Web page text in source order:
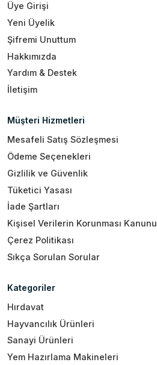
Üye Girişi
Yeni Üyelik
Şifremi Unuttum
Hakkımızda
Yardım & Destek
İletişim
Müşteri Hizmetleri
Mesafeli Satış Sözleşmesi
Ödeme Seçenekleri
Gizlilik ve Güvenlik
Tüketici Yasası
İade Şartları
Kişisel Verilerin Korunması Kanunu
Çerez Politikası
Sıkça Sorulan Sorular
Kategoriler
Hırdavat
Hayvancılık Ürünleri
Sanayi Ürünleri
Yem Hazırlama Makineleri